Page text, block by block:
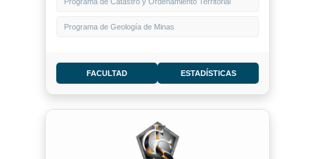
Programa de Geología de Minas
FACULTAD ESTADÍSTICAS